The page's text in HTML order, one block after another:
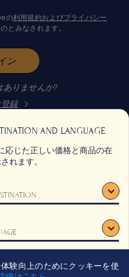
AND LANGUAGE
応じた正しい価格と商品の在
れます。
験向上のためにクッキーを使
採用情報
の利用規約およびプライバシー
とみなされます。
ン
ありませんか?
録